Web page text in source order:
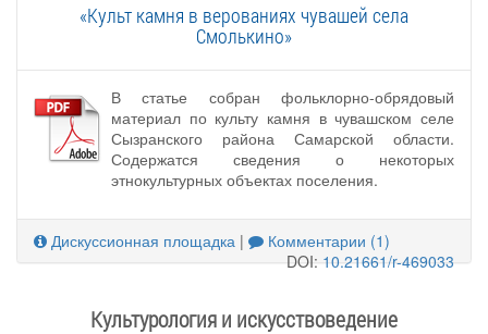
«Культ камня в верованиях чувашей села
Смолькино»
В статье собран фольклорно-обрядовый
материал по культу камня в чувашском селе
Сызранского района Самарской области.
Содержатся сведения о некоторых
этнокультурных объектах поселения.
Дискуссионная площадка |
Комментарии (1)
DOI:10.21661/r-469033
Культурология и искусствоведение